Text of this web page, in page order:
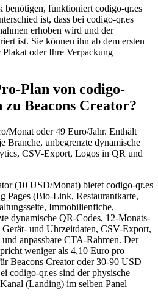
funktioniert codigo-qr.es
ist, dass bei codigo-qr.es
erhoben wird und der
ist. Sie können ihn ab dem ersten
oder Ihre Verpackung
Plan von codigo-
Beacons Creator?
Monat oder 49 Euro/Jahr. Enthält
Branche, unbegrenzte dynamische
CSV-Export, Logos in QR und
(10 USD/Monat) bietet codigo-qr.es
Pages (Bio-Link, Restaurantkarte,
Immobilienfiche,
dynamische QR-Codes, 12-Monats-
und Uhrzeitdaten, CSV-Export,
anpassbare CTA-Rahmen. Der
weniger als 4,10 Euro pro
Beacons Creator oder 30-90 USD
codigo-qr.es sind der physische
(Landing) im selben Panel